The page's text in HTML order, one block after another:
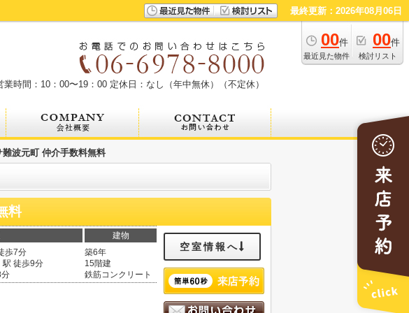
最終更新：2026年08月06日
00件
最近見た物件
00件
検討リスト
業時間：10：00〜19：00 定休日：なし（年中無休）（不定休）
難波元町 仲介手数料無料
料
建物
歩7分
駅 徒歩9分
分
築6年
15階建
鉄筋コンクリート
空室情報へ